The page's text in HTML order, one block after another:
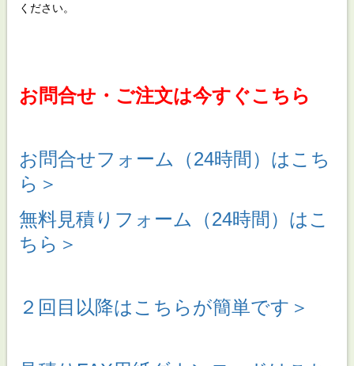
ください。
お問合せ・ご注文は今すぐこちら
お問合せフォーム（24時間）はこち
ら＞
無料見積りフォーム（24時間）はこ
ちら＞
２回目以降はこちらが簡単です＞